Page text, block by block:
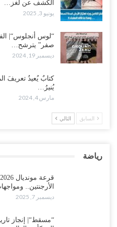
الكشف عن لغز…
يونيو 3, 2025
“لوس أنجلوس“|
صفر” يترشح…
ديسمبر 19, 2024
كتابٌ يُعيدُ تعريفَ
يُنيرُ…
مارس 4, 2024
السابق التالي
رياضة
الأرجنتين..
ديسمبر 7, 2025
“مسقط“| إنجاز